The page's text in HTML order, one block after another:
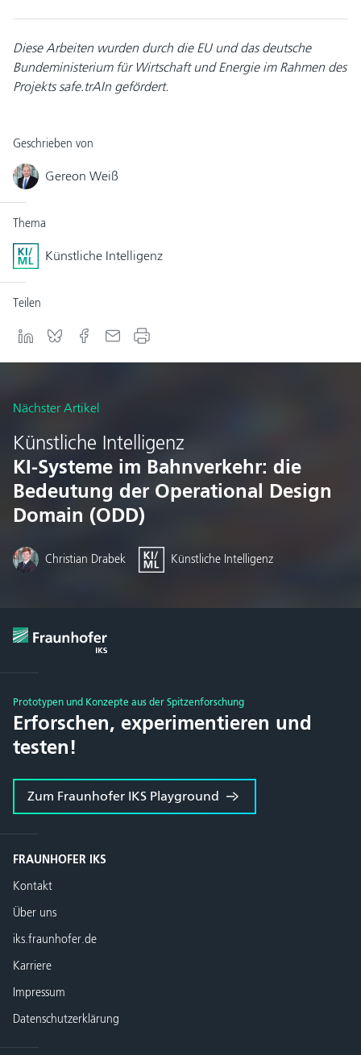
Diese Arbeiten wurden durch die EU und das deutsche
Bundeministerium für Wirtschaft und Energie im Rahmen des
Projekts safe.trAIn gefördert.
Geschrieben von
Gereon Weiß
Thema
Künstliche Intelligenz
Teilen
Nächster Artikel
Künstliche Intelligenz
KI-Systeme im Bahnverkehr: die
Bedeutung der Operational Design
Domain (ODD)
Christian Drabek Künstliche Intelligenz
Prototypen und Konzepte aus der Spitzenforschung
Erforschen, experimentieren und
testen!
Zum Fraunhofer IKS Playground
FRAUNHOFER IKS
Kontakt
Über uns
iks.fraunhofer.de
Karriere
Impressum
Datenschutzerklärung